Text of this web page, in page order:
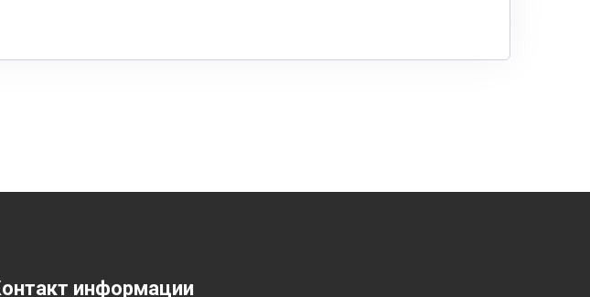
информации